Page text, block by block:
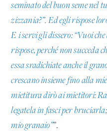
seminato del buon seme nel
zizzania?”. Ed egli rispose
E i servi gli dissero: “Vuoi
rispose, perché non succeda
essa sradichiate anche il
crescano insieme fino alla
mietitura dirò ai mietitori:
legatela in fasci per
mio granaio””.